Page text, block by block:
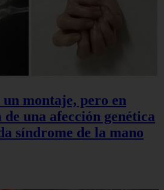
montaje, pero en
una afección genética
síndrome de la mano